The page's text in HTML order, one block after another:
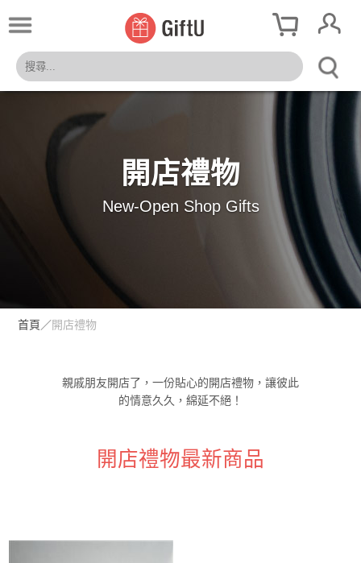
開店禮物
New-Open Shop Gifts
首頁 ／開店禮物
親戚朋友開店了，一份貼心的開店禮物，讓彼此
的情意久久，綿延不絕！
開店禮物最新商品